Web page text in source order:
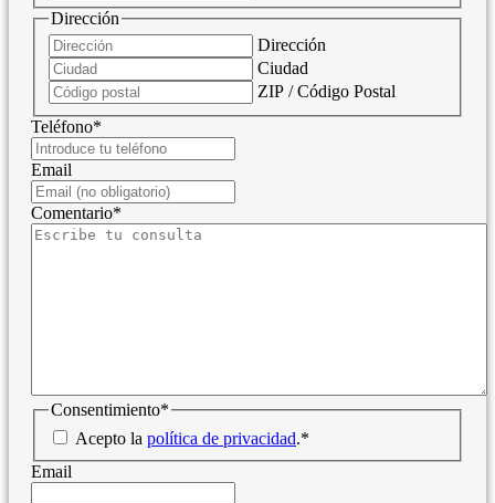
Dirección
Dirección
Ciudad
ZIP / Código Postal
Teléfono*
Email
Comentario*
Consentimiento*
Acepto la política de privacidad.*
Email